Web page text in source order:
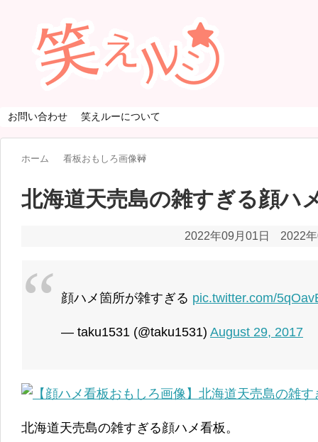
お問い合わせ 笑えルーについて
ホーム 看板おもしろ画像🚧
北海道天売島の雑すぎる顔ハ
2022年09月01日 2022
顔ハメ箇所が雑すぎる pic.twitter.com/
— taku1531 (@taku1531) August 29, 2017
北海道天売島の雑すぎる顔ハメ看板。